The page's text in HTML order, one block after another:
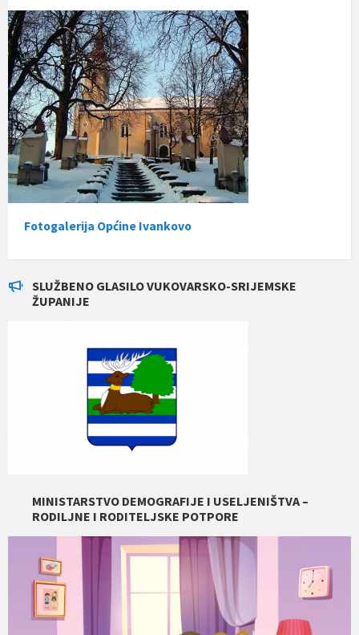
Fotogalerija Općine Ivankovo
SLUŽBENO GLASILO VUKOVARSKO-SRIJEMSKE
ŽUPANIJE
MINISTARSTVO DEMOGRAFIJE I USELJENIŠTVA –
RODILJNE I RODITELJSKE POTPORE